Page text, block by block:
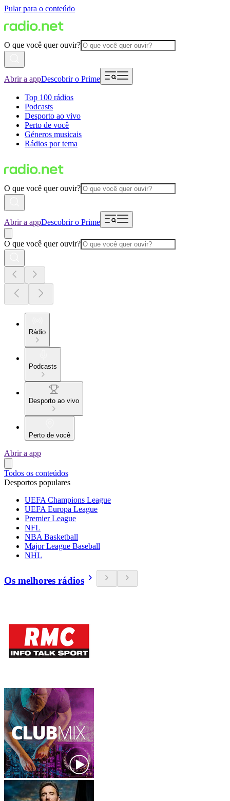
Pular para o conteúdo
O que você quer ouvir?
Abrir a appDescobrir o Prime
Top 100 rádios
Podcasts
Desporto ao vivo
Perto de você
Géneros musicais
Rádios por tema
O que você quer ouvir?
Abrir a appDescobrir o Prime
O que você quer ouvir?
Rádio
Podcasts
Desporto ao vivo
Perto de você
Abrir a app
Todos os conteúdos
Desportos populares
UEFA Champions League
UEFA Europa League
Premier League
NFL
NBA Basketball
Major League Baseball
NHL
Os melhores rádios